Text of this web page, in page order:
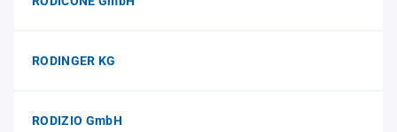
RODINGER KG
RODIZIO GmbH